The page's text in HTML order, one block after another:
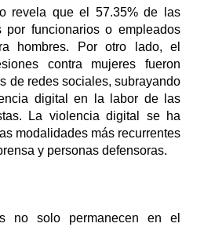
revela que el 57.35% de las
por funcionarios o empleados
hombres. Por otro lado, el
contra mujeres fueron
de redes sociales, subrayando
digital en la labor de las
La violencia digital se ha
modalidades más recurrentes
y personas defensoras.
no solo permanecen en el